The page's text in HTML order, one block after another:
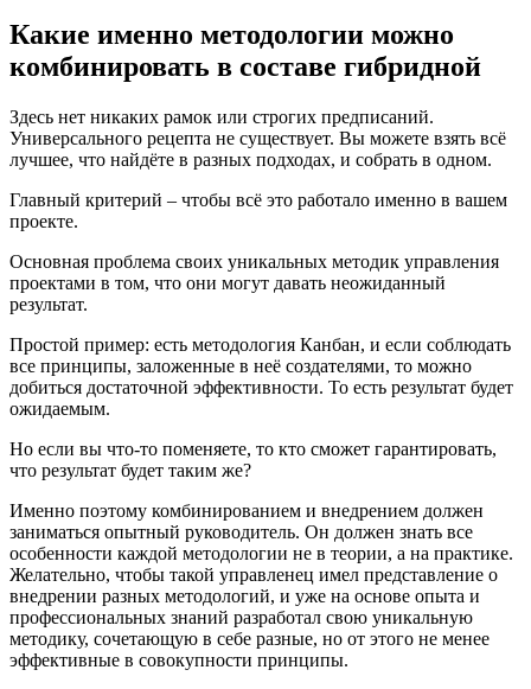
Какие именно методологии можно
комбинировать в составе гибридной
Здесь нет никаких рамок или строгих предписаний.
Универсального рецепта не существует. Вы можете взять всё
лучшее, что найдёте в разных подходах, и собрать в одном.
Главный критерий – чтобы всё это работало именно в вашем
проекте.
Основная проблема своих уникальных методик управления
проектами в том, что они могут давать неожиданный
результат.
Простой пример: есть методология Канбан, и если соблюдать
все принципы, заложенные в неё создателями, то можно
добиться достаточной эффективности. То есть результат будет
ожидаемым.
Но если вы что-то поменяете, то кто сможет гарантировать,
что результат будет таким же?
Именно поэтому комбинированием и внедрением должен
заниматься опытный руководитель. Он должен знать все
особенности каждой методологии не в теории, а на практике.
Желательно, чтобы такой управленец имел представление о
внедрении разных методологий, и уже на основе опыта и
профессиональных знаний разработал свою уникальную
методику, сочетающую в себе разные, но от этого не менее
эффективные в совокупности принципы.